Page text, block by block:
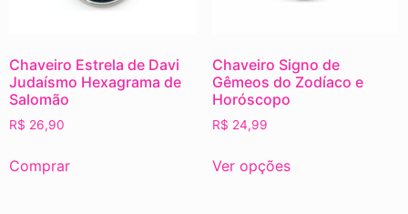
Chaveiro Estrela de Davi
Judaísmo Hexagrama de
Salomão
R$ 26,90
Comprar
Chaveiro Signo de
Gêmeos do Zodíaco e
Horóscopo
R$ 24,99
Ver opções